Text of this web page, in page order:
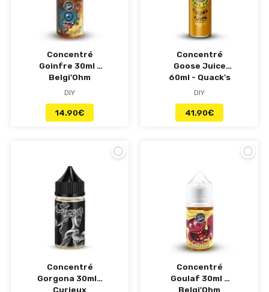
Concentré
Goinfre 30ml -
Belgi'Ohm
DIY
14.90€
Concentré
Goose Juice
60ml - Quack's
Juice Factory
DIY
41.90€
Concentré
Gorgona 30ml -
Curieux
Concentré
Goulaf 30ml -
Belgi'Ohm